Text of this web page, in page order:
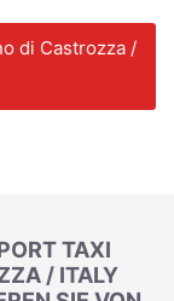
di Castrozza /
TAXI
/ ITALY